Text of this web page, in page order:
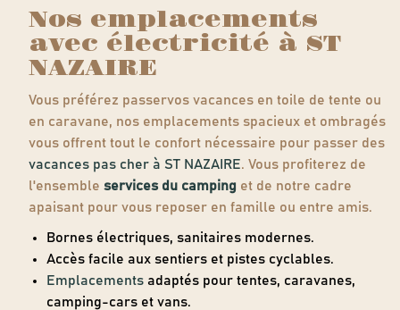
Nos emplacements
avec électricité à ST
NAZAIRE
Vous préférez passervos vacances en toile de tente ou
en caravane, nos emplacements spacieux et ombragés
vous offrent tout le confort nécessaire pour passer des
vacances pas cher à ST NAZAIRE. Vous profiterez de
l'ensembleservices du camping et de notre cadre
apaisant pour vous reposer en famille ou entre amis.
Bornes électriques, sanitaires modernes.
Accès facile aux sentiers et pistes cyclables.
Emplacements adaptés pour tentes, caravanes,
camping-cars et vans.